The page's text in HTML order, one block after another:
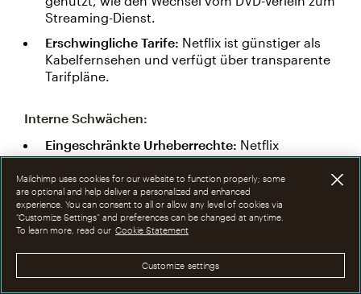
Streaming-Dienst.
Erschwingliche Tarife: Netflix ist günstiger als
Kabelfernsehen und verfügt über transparente
Tarifpläne.
Interne Schwächen:
Eingeschränkte Urheberrechte: Netflix
produziert zwar einige eigene Programme und
Filme, aber die meisten Inhalte, die auf dem
Streaming-Dienst verfügbar sind, gehören dem
Unternehmen nicht. Nach Ablauf der Rechte
können die Inhalte möglicherweise auf
Hulu oder HBO Max angesehen werden.
Mailchimp uses cookies for our website to function properly; some
are optional and help deliver a personalized and enhanced
experience. You can consent to all or allow any level of cookies via
“Customize Settings” and preferences can be changed at anytime.
To learn more, read our Cookie Statement
Customize settings